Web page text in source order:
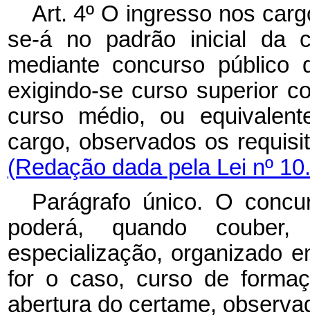
Art. 4º O ingresso nos
se-á no padrão inicial da
mediante concurso
exigindo-se curso superior
curso médio, ou
cargo, observados os
(Redação dada pela Lei nº
Parágrafo único. O
poderá, quando
especialização, organizado
for o caso, curso de
abertura do certame,